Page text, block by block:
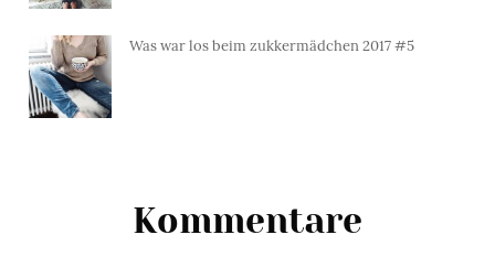
Was war los beim zukkermädchen 2017 #5
Kommentare